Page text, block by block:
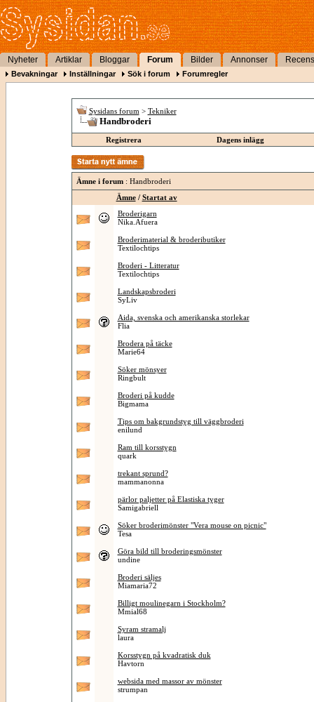
Nyheter Artiklar Bloggar Forum Bilder Annonser
Bevakningar Inställningar Sök i forum Forumregler
Sysidans forum > Tekniker
Handbroderi
Registrera Dagens inlägg
Ämne i forum: Handbroderi
Ämne/ Startat av
Broderigarn
Nika.Afuera
Broderimaterial & brodeributiker
Textilochtips
Broderi - Litteratur
Textilochtips
Landskapsbroderi
SyLiv
Aida, svenska och amerikanska storlekar
Flia
Brodera på täcke
Marie64
Söker mönsyer
Ringbult
Broderi på kudde
Bigmama
Tips om bakgrundstyg till väggbroderi
enilund
Ram till korsstygn
quark
trekant sprund?
mammanonna
pärlor paljetter på Elastiska tyger
Samigabriell
Söker broderimönster "Vera mouse on picnic"
Tesa
Göra bild till broderingsmönster
undine
Broderi säljes
Miamaria72
Billigt moulinegarn i Stockholm?
Mmial68
Syram stramalj
laura
Korsstygn på kvadratisk duk
Havtorn
websida med massor av mönster
strumpan